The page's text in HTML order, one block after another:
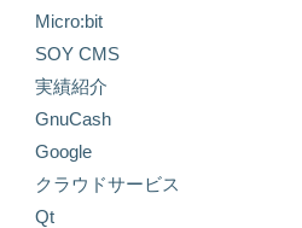
Micro:bit
SOY CMS
実績紹介
GnuCash
Google
クラウドサービス
Qt